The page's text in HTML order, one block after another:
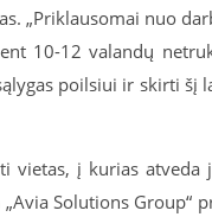
„Priklausomai nuo
10-12 valandų
poilsiui ir skirti šį
į kurias atveda
Solutions Group“